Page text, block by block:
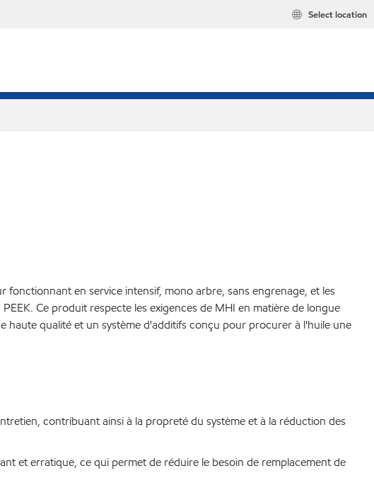
Select location
en service intensif, mono arbre, sans engrenage, et les
Ce produit respecte les exigences de MHI en matière de longue
haute qualité et un système d'additifs conçu pour procurer à l'huile une
contribuant ainsi à la propreté du système et à la réduction des
et erratique, ce qui permet de réduire le besoin de remplacement de